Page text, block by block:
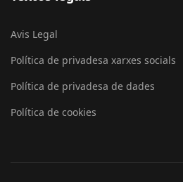
Avis Legal
Política de privadesa xarxes socials
Política de privadesa de dades
Política de cookies